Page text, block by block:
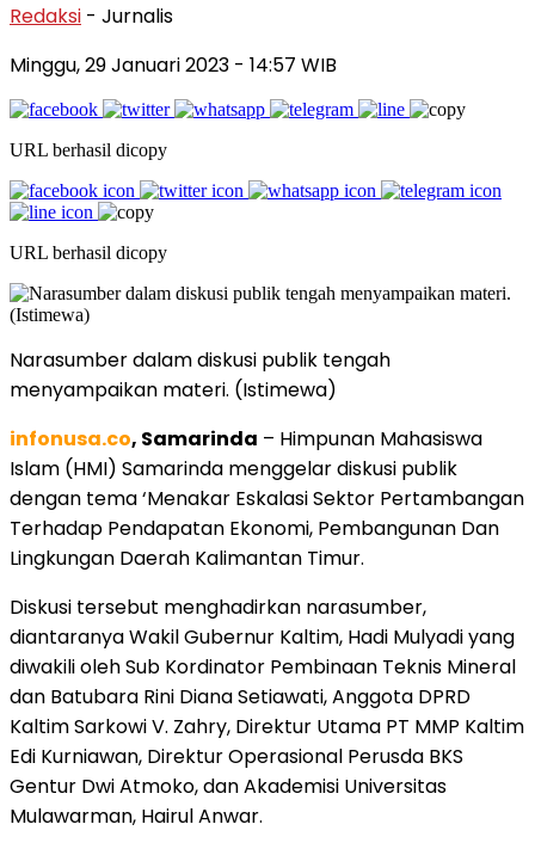
Redaksi - Jurnalis
Minggu, 29 Januari 2023 - 14:57 WIB
URL berhasil dicopy
URL berhasil dicopy
Narasumber dalam diskusi publik tengah
menyampaikan materi. (Istimewa)
infonusa.co, Samarinda – Himpunan Mahasiswa
Islam (HMI) Samarinda menggelar diskusi publik
dengan tema ‘Menakar Eskalasi Sektor Pertambangan
Terhadap Pendapatan Ekonomi, Pembangunan Dan
Lingkungan Daerah Kalimantan Timur.
Diskusi tersebut menghadirkan narasumber,
diantaranya Wakil Gubernur Kaltim, Hadi Mulyadi yang
diwakili oleh Sub Kordinator Pembinaan Teknis Mineral
dan Batubara Rini Diana Setiawati, Anggota DPRD
Kaltim Sarkowi V. Zahry, Direktur Utama PT MMP Kaltim
Edi Kurniawan, Direktur Operasional Perusda BKS
Gentur Dwi Atmoko, dan Akademisi Universitas
Mulawarman, Hairul Anwar.